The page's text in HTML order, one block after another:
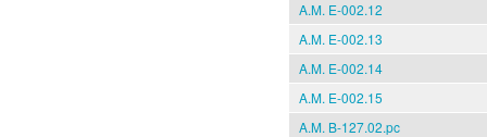
A.M. E-002.12
A.M. E-002.13
A.M. E-002.14
A.M. E-002.15
A.M. B-127.02.pc